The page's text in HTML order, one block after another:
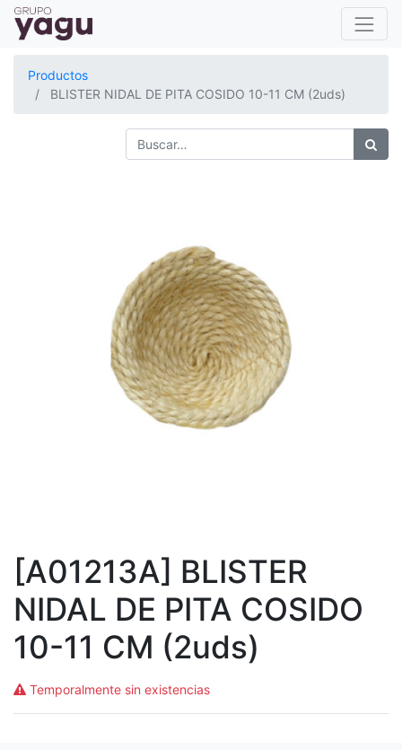
Productos
BLISTER NIDAL DE PITA COSIDO 10-11 CM (2uds)
[A01213A] BLISTER
NIDAL DE PITA COSIDO
10-11 CM (2uds)
Temporalmente sin existencias